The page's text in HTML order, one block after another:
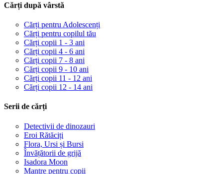
Cărți după vârstă
Cărți pentru Adolescenți
Cărți pentru copilul tău
Cărți copii 1 - 3 ani
Cărți copii 4 - 6 ani
Cărți copii 7 - 8 ani
Cărți copii 9 - 10 ani
Cărți copii 11 - 12 ani
Cărți copii 12 - 14 ani
Serii de cărți
Detectivii de dinozauri
Eroi Rătăciți
Flora, Ursi și Bursi
Învățătorii de grijă
Isadora Moon
Mantre pentru copii